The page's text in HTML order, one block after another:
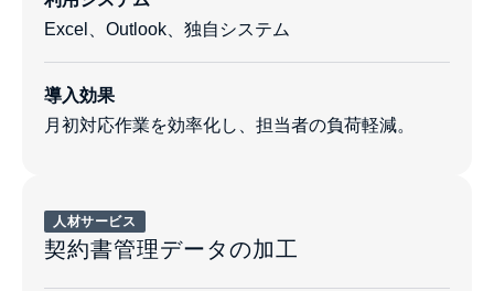
Excel、Outlook、独自システム
導入効果
月初対応作業を効率化し、担当者の負荷軽減。
人材サービス
契約書管理データの加工